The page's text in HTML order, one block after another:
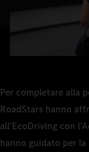
Per completare alla
RoadStars hanno
all'EcoDriving con
hanno guidato per